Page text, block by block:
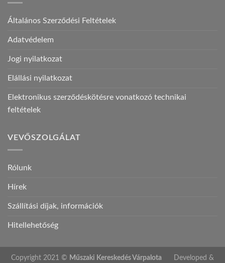
Általános Szerződési Feltételek
Adatvédelem
Jogi nyilatkozat
Elállási nyilatkozat
Elektronikus szerződéskötésre vonatkozó technikai
feltételek
VEVŐSZOLGÁLAT
Rólunk
Hírek
Szállítási díjak, információk
Hitellehetőség
Copyright 2021 © Műszaki Kereskedés Várpalota Developed &